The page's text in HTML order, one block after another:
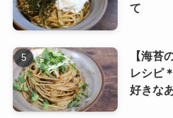
て
【海苔
レシピ
好きな